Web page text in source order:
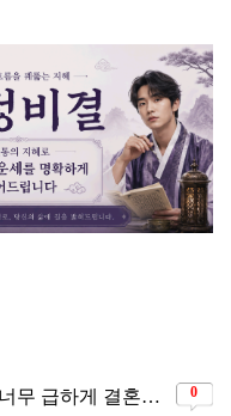
“속도위반 이죠?” 너무 급하게 결혼해서 모두에게 의심 받았던 스타 0